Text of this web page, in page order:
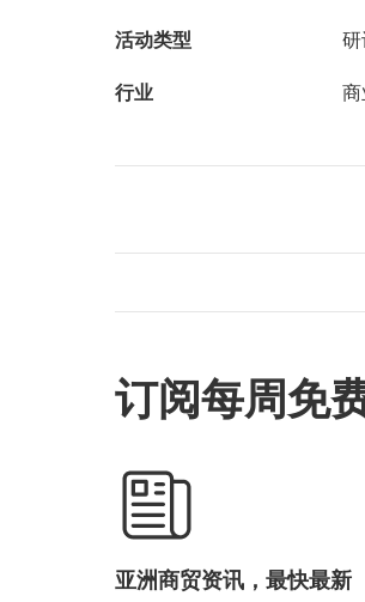
活动类型 研
行业 商
订阅每周免
亚洲商贸资讯，最快最新